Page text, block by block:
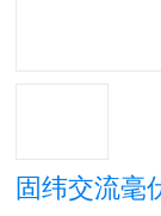
固纬交流毫